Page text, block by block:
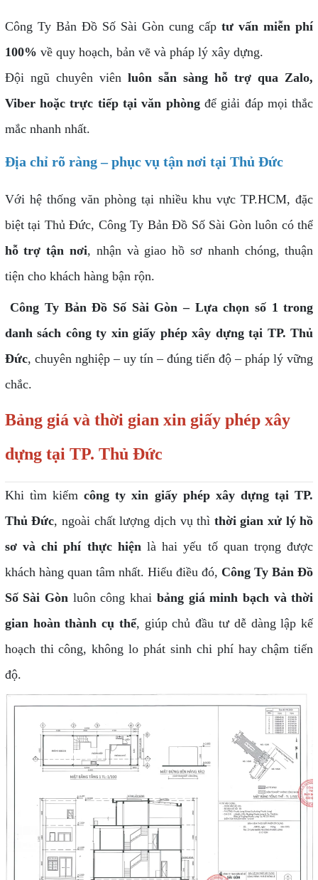
Công Ty Bản Đồ Số Sài Gòn cung cấptư vấn miễn phí
100% về quy hoạch, bản vẽ và pháp lý xây dựng.
Đội ngũ chuyên viên luôn sẵn sàng hỗ trợ qua Zalo,
Viber hoặc trực tiếp tại văn phòngđể giải đáp mọi thắc
mắc nhanh nhất.
Địa chỉ rõ ràng – phục vụ tận nơi tại Thủ Đức
Với hệ thống văn phòng tại nhiều khu vực TP.HCM, đặc
biệt tại Thủ Đức, Công Ty Bản Đồ Số Sài Gòn luôn có thể
hỗ trợ tận nơi, nhận và giao hồ sơ nhanh chóng, thuận
tiện cho khách hàng bận rộn.
Công Ty Bản Đồ Số Sài Gòn – Lựa chọn số 1 trong
danh sách công ty xin giấy phép xây dựng tại TP. Thủ
Đức, chuyên nghiệp – uy tín – đúng tiến độ – pháp lý vững
chắc.
Bảng giá và thời gian xin giấy phép xây
dựng tại TP. Thủ Đức
Khi tìm kiếmcông ty xin giấy phép xây dựng tại TP.
Thủ Đức, ngoài chất lượng dịch vụ thì thời gian xử lý hồ
sơ và chi phí thực hiệnlà hai yếu tố quan trọng được
khách hàng quan tâm nhất. Hiểu điều đó, Công Ty Bản Đồ
Số Sài Gòn luôn công khai bảng giá minh bạch và thời
gian hoàn thành cụ thể, giúp chủ đầu tư dễ dàng lập kế
hoạch thi công, không lo phát sinh chi phí hay chậm tiến
độ.